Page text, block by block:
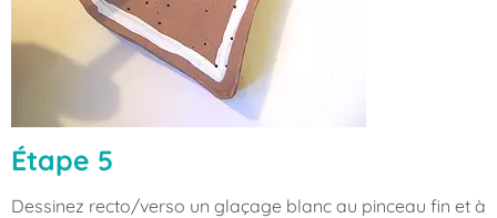
Étape 5
Dessinez recto/verso un glaçage blanc au pinceau fin et à